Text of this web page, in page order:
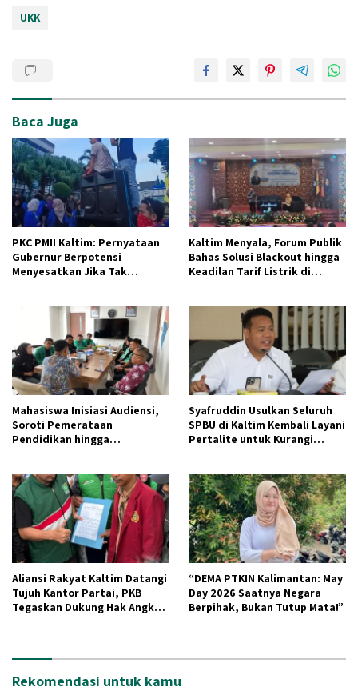
UKK
Baca Juga
PKC PMII Kaltim: Pernyataan
Gubernur Berpotensi
Menyesatkan Jika Tak
Kaltim Menyala, Forum Publik
Bahas Solusi Blackout hingga
Keadilan Tarif Listrik di
Mahasiswa Inisiasi Audiensi,
Soroti Pemerataan
Pendidikan hingga
Syafruddin Usulkan Seluruh
SPBU di Kaltim Kembali Layani
Pertalite untuk Kurangi
Aliansi Rakyat Kaltim Datangi
Tujuh Kantor Partai, PKB
Tegaskan Dukung Hak Angket
“DEMA PTKIN Kalimantan: May
Day 2026 Saatnya Negara
Berpihak, Bukan Tutup Mata!”
Rekomendasi untuk kamu